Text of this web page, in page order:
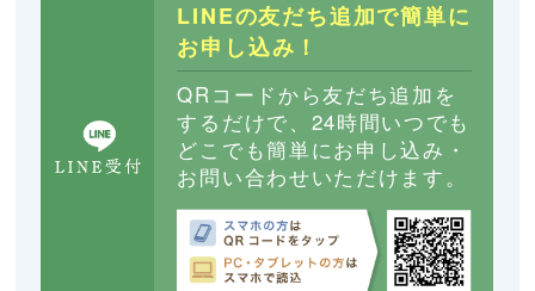
LINEの友だち追加で簡単に
お申し込み！
QRコードから友だち追加を
するだけで、24時間いつでも
どこでも簡単にお申し込み・
お問い合わせいただけます。